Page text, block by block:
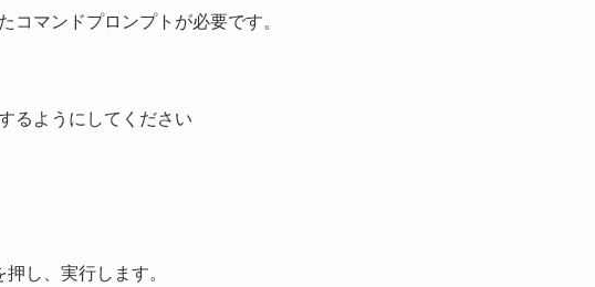
マンドプロンプトが必要です。
るようにしてください
し、実行します。